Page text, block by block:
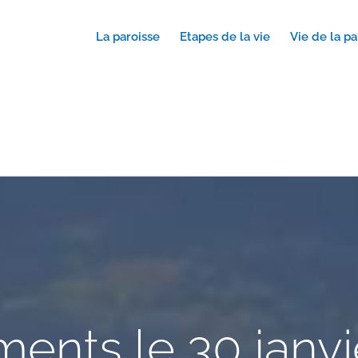
La paroisse Etapes de la vie Vie de la